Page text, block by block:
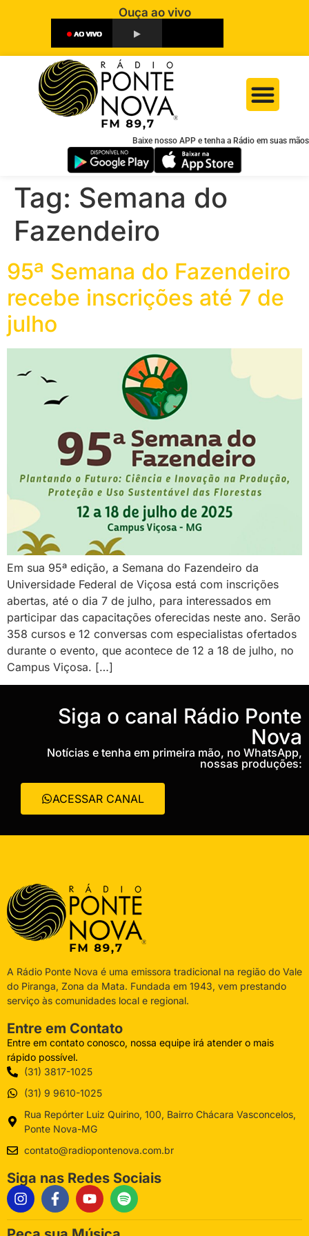
Ouça ao vivo
Baixe nosso APP e tenha a Rádio em suas mãos
Tag: Semana do
Fazendeiro
95ª Semana do Fazendeiro
recebe inscrições até 7 de
julho
Em sua 95ª edição, a Semana do Fazendeiro da
Universidade Federal de Viçosa está com inscrições
abertas, até o dia 7 de julho, para interessados em
participar das capacitações oferecidas neste ano. Serão
358 cursos e 12 conversas com especialistas ofertados
durante o evento, que acontece de 12 a 18 de julho, no
Campus Viçosa. […]
‎Siga o canal Rádio Ponte
Nova
Notícias e tenha em primeira mão, no WhatsApp,
nossas produções:
ACESSAR CANAL
A Rádio Ponte Nova é uma emissora tradicional na região do Vale
do Piranga, Zona da Mata. Fundada em 1943, vem prestando
serviço às comunidades local e regional.
Entre em Contato
Entre em contato conosco, nossa equipe irá atender o mais
rápido possível.
(31) 3817-1025
(31) 9 9610-1025
Rua Repórter Luiz Quirino, 100, Bairro Chácara Vasconcelos,
Ponte Nova-MG
contato@radiopontenova.com.br
Siga nas Redes Sociais